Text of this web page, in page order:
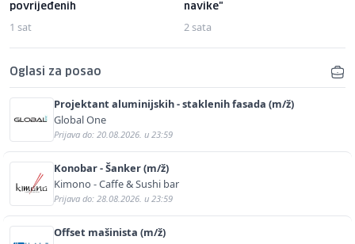
povrijeđenih
1 sat
navike"
2 sata
Oglasi za posao
Projektant aluminijskih - staklenih fasada (m/ž)
Global One
Prijava do: 20.08.2026. u 23:59
Konobar - Šanker (m/ž)
Kimono - Caffe & Sushi bar
Prijava do: 28.08.2026. u 23:59
Offset mašinista (m/ž)